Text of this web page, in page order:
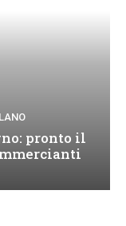
pronto il